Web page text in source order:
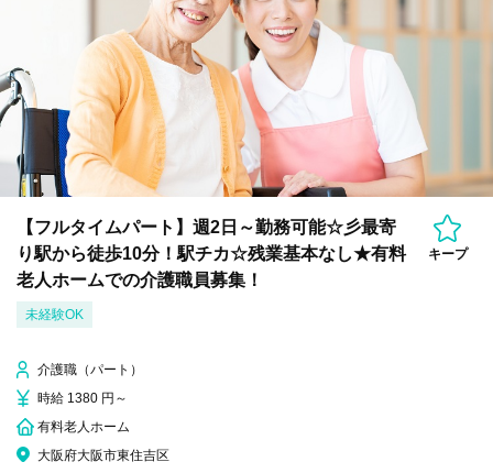
【フルタイムパート】週2日～勤務可能☆彡最寄
り駅から徒歩10分！駅チカ☆残業基本なし★有料
老人ホームでの介護職員募集！
キープ
未経験OK
介護職（パート）
時給 1380 円～
有料老人ホーム
大阪府大阪市東住吉区